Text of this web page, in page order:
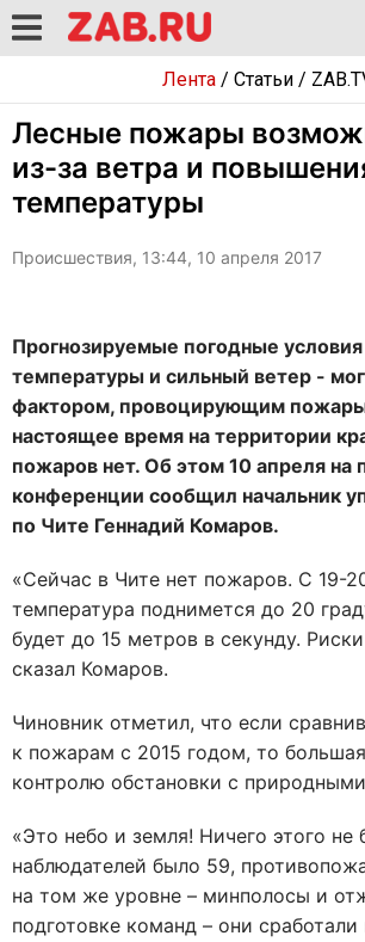
Лента/ Статьи/
Лесные пожары
из-за ветра и
температуры
Происшествия, 13:44, 10 апреля 2017
Прогнозируемые погодные
температуры и сильный ветер -
фактором, провоцирующим
настоящее время на территории
пожаров нет. Об этом 10 апреля на
конференции сообщил начальник
по Чите Геннадий Комаров.
«Сейчас в Чите нет пожаров. С 19-
температура поднимется до 20
будет до 15 метров в секунду.
сказал Комаров.
Чиновник отметил, что если
к пожарам с 2015 годом, то
контролю обстановки с
«Это небо и земля! Ничего этого не
наблюдателей было 59,
на том же уровне – минполосы и
подготовке команд – они сработали